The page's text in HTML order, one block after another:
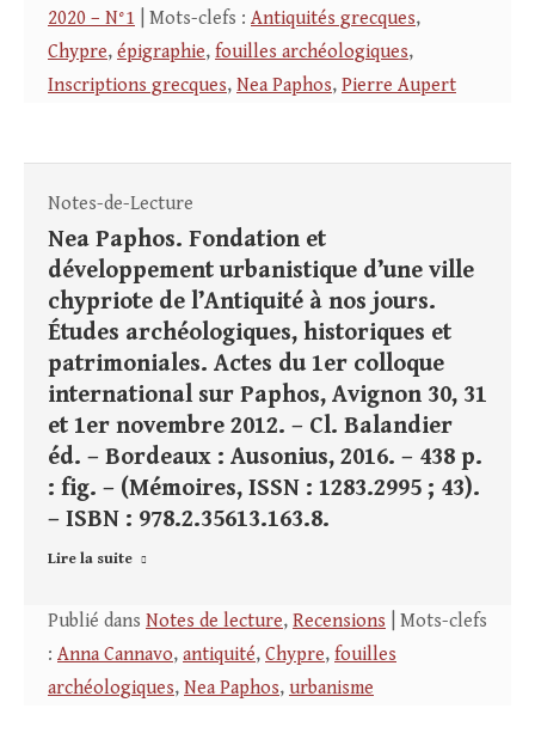
2020 – N°1 | Mots-clefs : Antiquités grecques,
Chypre, épigraphie, fouilles archéologiques,
Inscriptions grecques, Nea Paphos, Pierre Aupert
Notes-de-Lecture
Nea Paphos. Fondation et
développement urbanistique d’une ville
chypriote de l’Antiquité à nos jours.
Études archéologiques, historiques et
patrimoniales. Actes du 1er colloque
international sur Paphos, Avignon 30, 31
et 1er novembre 2012. – Cl. Balandier
éd. – Bordeaux : Ausonius, 2016. – 438 p.
: fig. – (Mémoires, ISSN : 1283.2995 ; 43).
– ISBN : 978.2.35613.163.8.
Lire la suite
Publié dans Notes de lecture, Recensions | Mots-clefs
: Anna Cannavo, antiquité, Chypre, fouilles
archéologiques, Nea Paphos, urbanisme